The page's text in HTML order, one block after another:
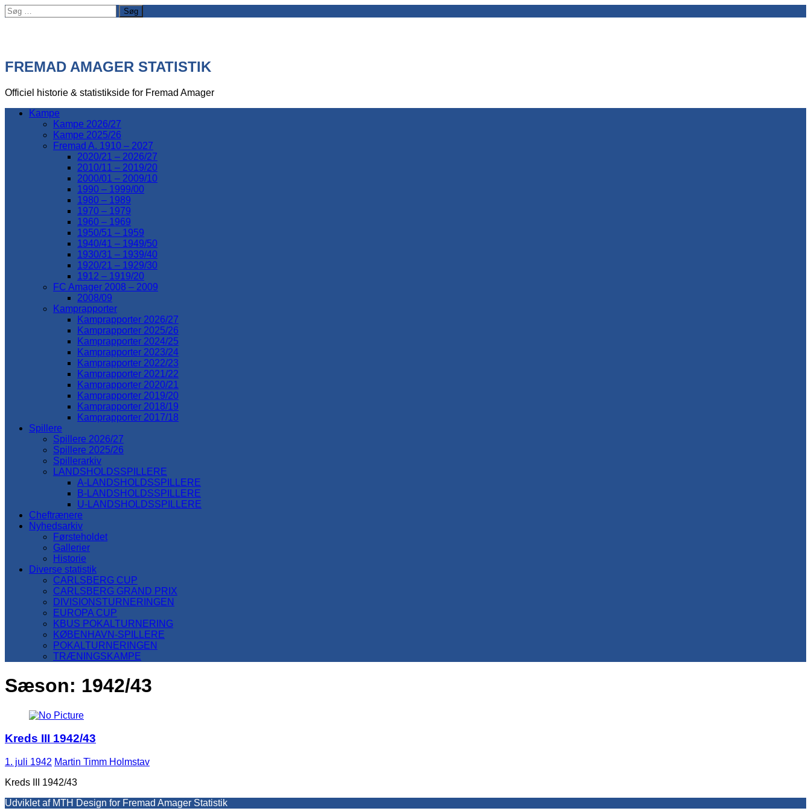
Søg
efter:
FREMAD AMAGER STATISTIK
Officiel historie & statistikside for Fremad Amager
Kampe
Kampe 2026/27
Kampe 2025/26
Fremad A. 1910 – 2027
2020/21 – 2026/27
2010/11 – 2019/20
2000/01 – 2009/10
1990 – 1999/00
1980 – 1989
1970 – 1979
1960 – 1969
1950/51 – 1959
1940/41 – 1949/50
1930/31 – 1939/40
1920/21 – 1929/30
1912 – 1919/20
FC Amager 2008 – 2009
2008/09
Kamprapporter
Kamprapporter 2026/27
Kamprapporter 2025/26
Kamprapporter 2024/25
Kamprapporter 2023/24
Kamprapporter 2022/23
Kamprapporter 2021/22
Kamprapporter 2020/21
Kamprapporter 2019/20
Kamprapporter 2018/19
Kamprapporter 2017/18
Spillere
Spillere 2026/27
Spillere 2025/26
Spillerarkiv
LANDSHOLDSSPILLERE
A-LANDSHOLDSSPILLERE
B-LANDSHOLDSSPILLERE
U-LANDSHOLDSSPILLERE
Cheftrænere
Nyhedsarkiv
Førsteholdet
Gallerier
Historie
Diverse statistik
CARLSBERG CUP
CARLSBERG GRAND PRIX
DIVISIONSTURNERINGEN
EUROPA CUP
KBUS POKALTURNERING
KØBENHAVN-SPILLERE
POKALTURNERINGEN
TRÆNINGSKAMPE
Sæson: 1942/43
Kreds III 1942/43
1. juli 1942 Martin Timm Holmstav
Kreds III 1942/43
Udviklet af MTH Design for Fremad Amager Statistik